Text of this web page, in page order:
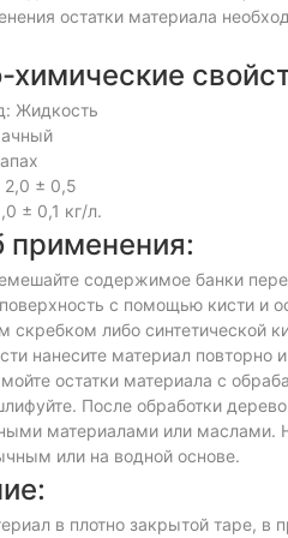
остатки материала
химические
Жидкость
2,0 ± 0,5
± 0,1 кг/л.
применения:
содержимое банки
с помощью кисти и
скребком либо синтетической
нанесите материал повторно
остатки материала с
После обработки
материалами или
или на водной основе.
в плотно закрытой таре,